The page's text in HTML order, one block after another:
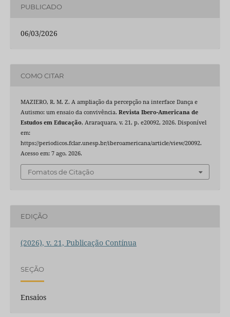
PUBLICADO
06/03/2026
COMO CITAR
MAZIERO, R. M. Z. A ampliação da percepção na interface Dança e
Autismo: um ensaio da convivência. Revista Ibero-Americana de
Estudos em Educação, Araraquara, v. 21, p. e20092, 2026. Disponível
em:
https://periodicos.fclar.unesp.br/iberoamericana/article/view/20092.
Acesso em: 7 ago. 2026.
Fomatos de Citação
EDIÇÃO
(2026), v. 21, Publicação Contínua
SEÇÃO
Ensaios